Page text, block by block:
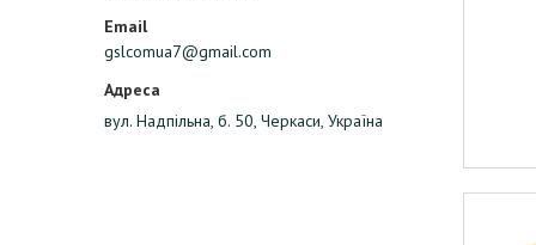
gslcomua7@gmail.com
вул. Надпільна, б. 50, Черкаси, Україна